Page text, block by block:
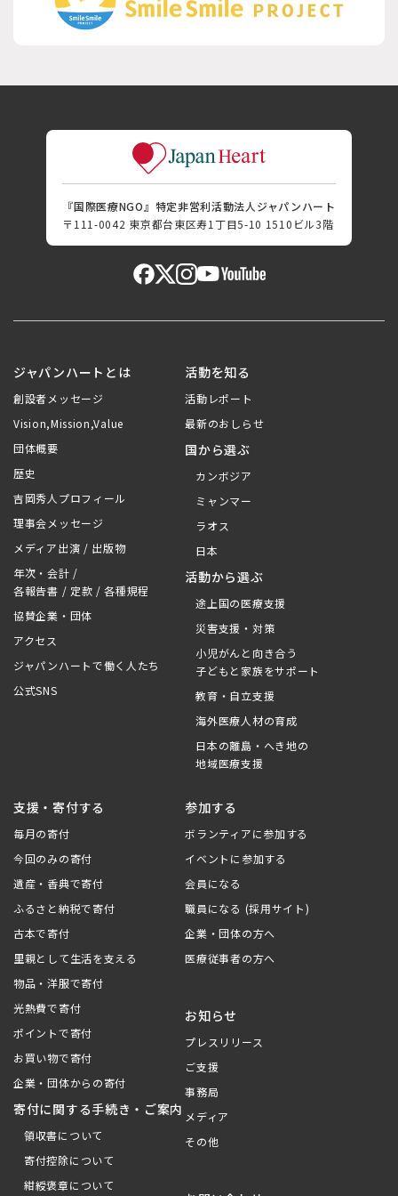
『国際医療NGO』特定非営利活動法人ジャパンハート
〒111-0042 東京都台東区寿1丁目5-10 1510ビル3階
ジャパンハートとは
創設者メッセージ
Vision,Mission,Value
団体概要
歴史
吉岡秀人プロフィール
理事会メッセージ
メディア出演 / 出版物
年次・会計 /
各報告書 / 定款 / 各種規程
協賛企業・団体
アクセス
ジャパンハートで働く人たち
公式SNS
活動を知る
活動レポート
最新のおしらせ
国から選ぶ
カンボジア
ミャンマー
ラオス
日本
活動から選ぶ
途上国の医療支援
災害支援・対策
小児がんと向き合う
子どもと家族をサポート
教育・自立支援
海外医療人材の育成
日本の離島・へき地の
地域医療支援
支援・寄付する
毎月の寄付
今回のみの寄付
遺産・香典で寄付
ふるさと納税で寄付
古本で寄付
里親として生活を支える
物品・洋服で寄付
光熱費で寄付
ポイントで寄付
お買い物で寄付
企業・団体からの寄付
寄付に関する手続き・ご案内
領収書について
寄付控除について
紺綬褒章について
参加する
ボランティアに参加する
イベントに参加する
会員になる
職員になる (採用サイト)
企業・団体の方へ
医療従事者の方へ
お知らせ
プレスリリース
ご支援
事務局
メディア
その他